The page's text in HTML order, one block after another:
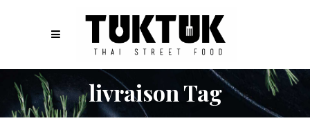
livraison Tag